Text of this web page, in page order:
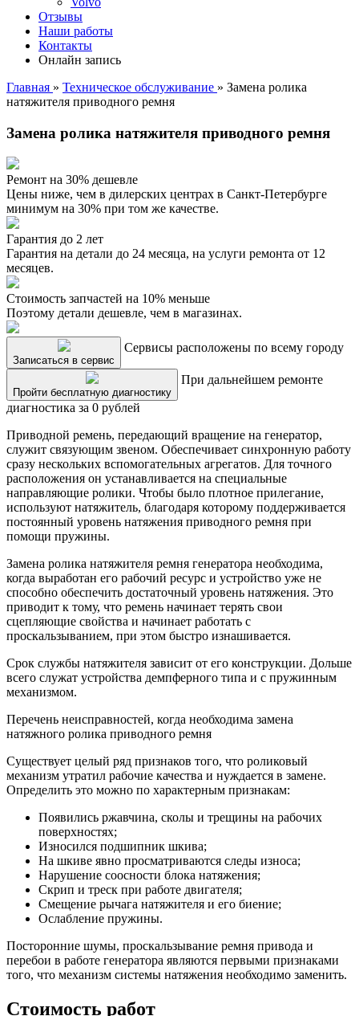
Отзывы
Наши работы
Контакты
Онлайн запись
Главная » Техническое обслуживание » Замена ролика
натяжителя приводного ремня
Замена ролика натяжителя приводного ремня
Ремонт на 30% дешевле
Цены ниже, чем в дилерских центрах в Санкт-Петербурге
минимум на 30% при том же качестве.
Гарантия до 2 лет
Гарантия на детали до 24 месяца, на услуги ремонта от 12
месяцев.
Стоимость запчастей на 10% меньше
Поэтому детали дешевле, чем в магазинах.
Записаться в сервис
Сервисы расположены по всему городу
Пройти бесплатную диагностику
При дальнейшем ремонте
диагностика за 0 рублей
Приводной ремень, передающий вращение на генератор,
служит связующим звеном. Обеспечивает синхронную работу
сразу нескольких вспомогательных агрегатов. Для точного
расположения он устанавливается на специальные
направляющие ролики. Чтобы было плотное прилегание,
используют натяжитель, благодаря которому поддерживается
постоянный уровень натяжения приводного ремня при
помощи пружины.
Замена ролика натяжителя ремня генератора необходима,
когда выработан его рабочий ресурс и устройство уже не
способно обеспечить достаточный уровень натяжения. Это
приводит к тому, что ремень начинает терять свои
сцепляющие свойства и начинает работать с
проскальзыванием, при этом быстро изнашивается.
Срок службы натяжителя зависит от его конструкции. Дольше
всего служат устройства демпферного типа и с пружинным
механизмом.
Перечень неисправностей, когда необходима замена
натяжного ролика приводного ремня
Существует целый ряд признаков того, что роликовый
механизм утратил рабочие качества и нуждается в замене.
Определить это можно по характерным признакам:
Появились ржавчина, сколы и трещины на рабочих
поверхностях;
Износился подшипник шкива;
На шкиве явно просматриваются следы износа;
Нарушение соосности блока натяжения;
Скрип и треск при работе двигателя;
Смещение рычага натяжителя и его биение;
Ослабление пружины.
Посторонние шумы, проскальзывание ремня привода и
перебои в работе генератора являются первыми признаками
того, что механизм системы натяжения необходимо заменить.
Стоимость работ